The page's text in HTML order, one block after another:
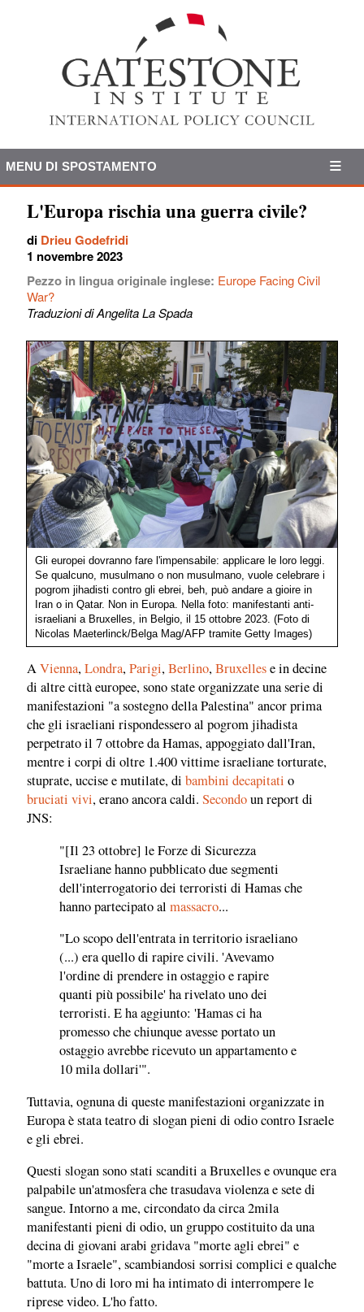
MENU DI SPOSTAMENTO
L'Europa rischia una guerra civile?
di Drieu Godefridi
1 novembre 2023
Pezzo in lingua originale inglese: Europe Facing Civil
War?
Traduzioni di Angelita La Spada
Gli europei dovranno fare l'impensabile: applicare le loro leggi.
Se qualcuno, musulmano o non musulmano, vuole celebrare i
pogrom jihadisti contro gli ebrei, beh, può andare a gioire in
Iran o in Qatar. Non in Europa. Nella foto: manifestanti anti-
israeliani a Bruxelles, in Belgio, il 15 ottobre 2023. (Foto di
Nicolas Maeterlinck/Belga Mag/AFP tramite Getty Images)
AVienna,Londra,Parigi,Berlino,Bruxellese in decine
di altre città europee, sono state organizzate una serie di
manifestazioni "a sostegno della Palestina" ancor prima
che gli israeliani rispondessero al pogrom jihadista
perpetrato il 7 ottobre da Hamas, appoggiato dall'Iran,
mentre i corpi di oltre 1.400 vittime israeliane torturate,
stuprate, uccise e mutilate, di bambini decapitati o
bruciati vivi, erano ancora caldi. Secondoun report di
JNS:
"[Il 23 ottobre] le Forze di Sicurezza
Israeliane hanno pubblicato due segmenti
dell'interrogatorio dei terroristi di Hamas che
hanno partecipato al massacro...
"Lo scopo dell'entrata in territorio israeliano
(...) era quello di rapire civili. 'Avevamo
l'ordine di prendere in ostaggio e rapire
quanti più possibile' ha rivelato uno dei
terroristi. E ha aggiunto: 'Hamas ci ha
promesso che chiunque avesse portato un
ostaggio avrebbe ricevuto un appartamento e
10 mila dollari'".
Tuttavia, ognuna di queste manifestazioni organizzate in
Europa è stata teatro di slogan pieni di odio contro Israele
e gli ebrei.
Questi slogan sono stati scanditi a Bruxelles e ovunque era
palpabile un'atmosfera che trasudava violenza e sete di
sangue. Intorno a me, circondato da circa 2mila
manifestanti pieni di odio, un gruppo costituito da una
decina di giovani arabi gridava "morte agli ebrei" e
"morte a Israele", scambiandosi sorrisi complici e qualche
battuta. Uno di loro mi ha intimato di interrompere le
riprese video. L'ho fatto.